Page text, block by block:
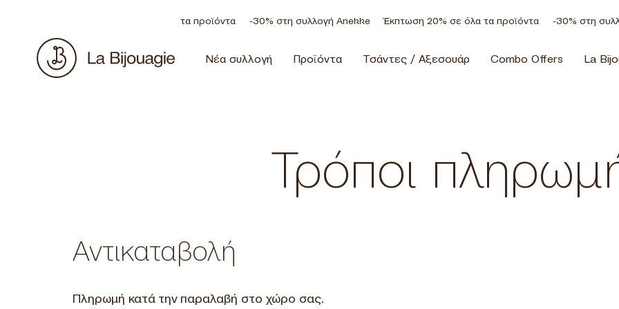
Έκπτωση 20% σε όλα τα προϊόντα -30% στη συλλογή Anekke Έκπτωση 20% σε όλα τα προϊόντα -30% στη
Νέα συλλογή Προϊόντα Τσάντες / Αξεσουάρ Combo Offers La
Τρόποι
Αντικαταβολή
Πληρωμή κατά την παραλαβή στο χώρο σας.